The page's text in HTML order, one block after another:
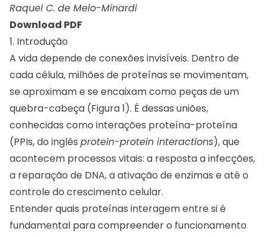
Raquel C. de Melo-Minardi
Download PDF
1. Introdução
A vida depende de conexões invisíveis. Dentro de
cada célula, milhões de proteínas se movimentam,
se aproximam e se encaixam como peças de um
quebra-cabeça (Figura 1). É dessas uniões,
conhecidas como interações proteína-proteína
(PPIs, do inglês protein-protein interactions), que
acontecem processos vitais: a resposta a infecções,
a reparação de DNA, a ativação de enzimas e até o
controle do crescimento celular.
Entender quais proteínas interagem entre si é
fundamental para compreender o funcionamento